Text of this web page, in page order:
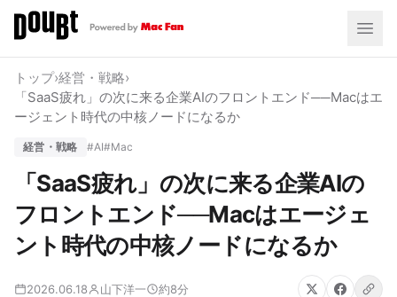
トップ›経営・戦略›
「SaaS疲れ」の次に来る企業AIのフロントエンド──Macはエ
ージェント時代の中核ノードになるか
経営・戦略 #AI#Mac
「SaaS疲れ」の次に来る企業AIの
フロントエンド──Macはエージェ
ント時代の中核ノードになるか
2026.06.18 山下洋一 約8分